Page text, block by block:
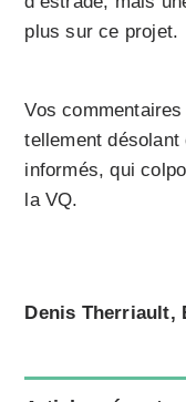
plus sur ce projet.
Vos
tellement désolant
informés, qui
la VQ.
Denis Therriault,